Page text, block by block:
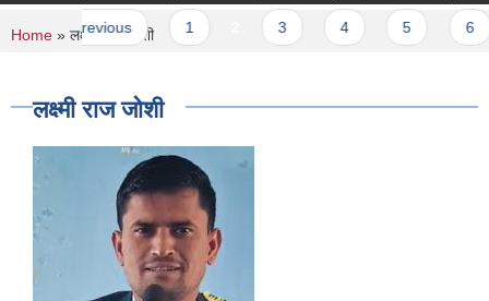
‹ previous
You are here
Home » लक्ष्मी राज जोशी
लक्ष्मी राज जोशी